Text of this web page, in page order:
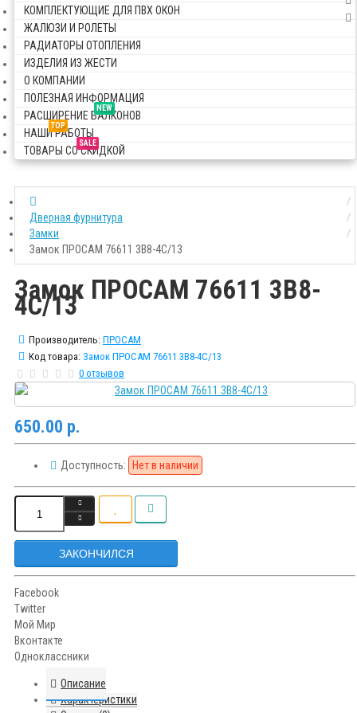
КОМПЛЕКТУЮЩИЕ ДЛЯ ПВХ ОКОН
ЖАЛЮЗИ И РОЛЕТЫ
РАДИАТОРЫ ОТОПЛЕНИЯ
ИЗДЕЛИЯ ИЗ ЖЕСТИ
О КОМПАНИИ
ПОЛЕЗНАЯ ИНФОРМАЦИЯ
NEW
РАСШИРЕНИЕ БАЛКОНОВ
TOP
НАШИ РАБОТЫ
SALE
ТОВАРЫ СО СКИДКОЙ
Дверная фурнитура
Замки
Замок ПРОСАМ 76611 3В8-4C/13
Замок ПРОСАМ 76611 3В8-
4C/13
Производитель: ПРОСАМ
Код товара: Замок ПРОСАМ 76611 3В8-4C/13
0 отзывов
650.00 р.
Доступность: Нет в наличии
ЗАКОНЧИЛСЯ
Facebook
Twitter
Мой Мир
Вконтакте
Одноклассники
Описание
Характеристики